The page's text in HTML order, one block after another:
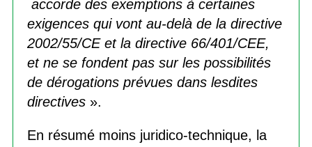
accorde des exemptions à certaines
exigences qui vont au-delà de la directive
2002/55/CE et la directive 66/401/CEE,
et ne se fondent pas sur les possibilités
de dérogations prévues dans lesdites
directives».
En résumé moins juridico-technique, la